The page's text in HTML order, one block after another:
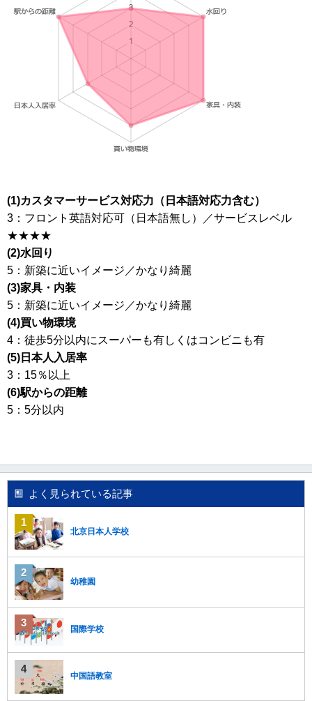
(1)カスタマーサービス対応力（日本語対応力含む）
3 ：フロント英語対応可（日本語無し）／サービスレベル
★★★★
(2)水回り
5 ：新築に近いイメージ／かなり綺麗
(3)家具 ・ 内装
5 ：新築に近いイメージ／かなり綺麗
(4)買い物環境
4 ：徒歩5分以内にスーパーも有しくはコンビニも有
(5) 日本人入居率
3 ： 15％以上
(6)駅からの距離
5 ： 5分以内
よく見られている記事
北京日本人学校
幼稚園
国際学校
中国語教室